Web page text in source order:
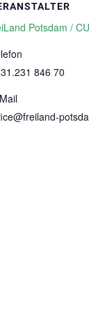
Potsdam /
846 70